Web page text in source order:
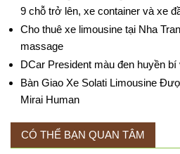
9 chỗ trở lên, xe container và xe
Cho thuê xe limousine tại Nha
massage
DCar President màu đen huyền
Bàn Giao Xe Solati Limousine
Mirai Human
CÓ THỂ BẠN QUAN TÂM